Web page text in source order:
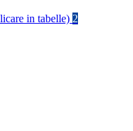
in tabelle) 2